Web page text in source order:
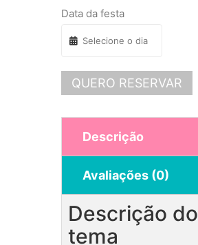
Data da festa
QUERO RESERVAR
Descrição
Avaliações (0)
Descrição do
tema